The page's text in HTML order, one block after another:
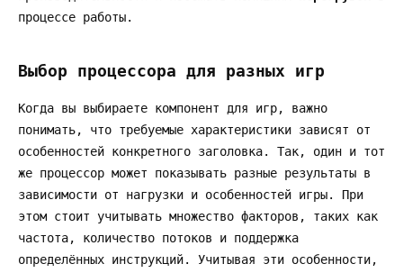
процессе работы.
Выбор процессора для разных игр
Когда вы выбираете компонент для игр, важно
понимать, что требуемые характеристики зависят от
особенностей конкретного заголовка. Так, один и тот
же процессор может показывать разные результаты в
зависимости от нагрузки и особенностей игры. При
этом стоит учитывать множество факторов, таких как
частота, количество потоков и поддержка
определённых инструкций. Учитывая эти особенности,